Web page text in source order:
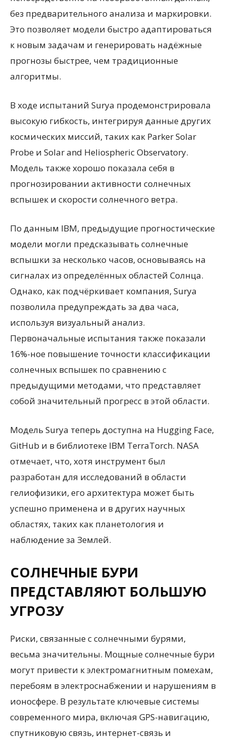
без предварительного анализа и маркировки.
Это позволяет модели быстро адаптироваться
к новым задачам и генерировать надёжные
прогнозы быстрее, чем традиционные
алгоритмы.
В ходе испытаний Surya продемонстрировала
высокую гибкость, интегрируя данные других
космических миссий, таких как Parker Solar
Probe и Solar and Heliospheric Observatory.
Модель также хорошо показала себя в
прогнозировании активности солнечных
вспышек и скорости солнечного ветра.
По данным IBM, предыдущие прогностические
модели могли предсказывать солнечные
вспышки за несколько часов, основываясь на
сигналах из определённых областей Солнца.
Однако, как подчёркивает компания, Surya
позволила предупреждать за два часа,
используя визуальный анализ.
Первоначальные испытания также показали
16%-ное повышение точности классификации
солнечных вспышек по сравнению с
предыдущими методами, что представляет
собой значительный прогресс в этой области.
Модель Surya теперь доступна на Hugging Face,
GitHub и в библиотеке IBM TerraTorch. NASA
отмечает, что, хотя инструмент был
разработан для исследований в области
гелиофизики, его архитектура может быть
успешно применена и в других научных
областях, таких как планетология и
наблюдение за Землей.
СОЛНЕЧНЫЕ БУРИ
ПРЕДСТАВЛЯЮТ БОЛЬШУЮ
УГРОЗУ
Риски, связанные с солнечными бурями,
весьма значительны. Мощные солнечные бури
могут привести к электромагнитным помехам,
перебоям в электроснабжении и нарушениям в
ионосфере. В результате ключевые системы
современного мира, включая GPS-навигацию,
спутниковую связь, интернет-связь и